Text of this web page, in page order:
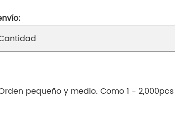
pequeño y medio. Como 1 - 2,000pcs